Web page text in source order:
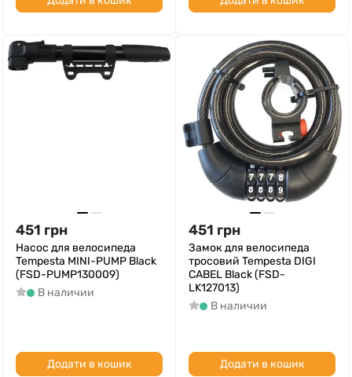
451 грн
Насос для велосипеда
Tempesta MINI-PUMP Black
(FSD-PUMP130009)
В наличии
Додати в кошик
451 грн
Замок для велосипеда
тросовий Tempesta DIGI
CABEL Black (FSD-
LK127013)
В наличии
Додати в кошик